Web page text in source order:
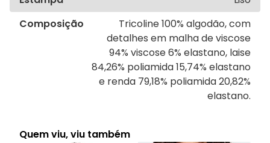
Composição
Tricoline 100% algodão, com
detalhes em malha de viscose
94% viscose 6% elastano, laise
84,26% poliamida 15,74% elastano
e renda 79,18% poliamida 20,82%
elastano.
Quem viu, viu também